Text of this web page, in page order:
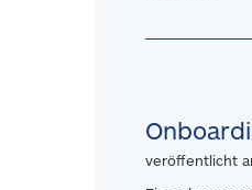
veröffentlicht